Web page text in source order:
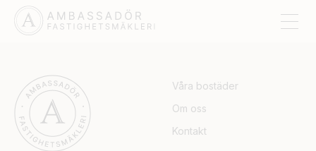
SÄTER
Våra bostäder
Om oss
Kontakt